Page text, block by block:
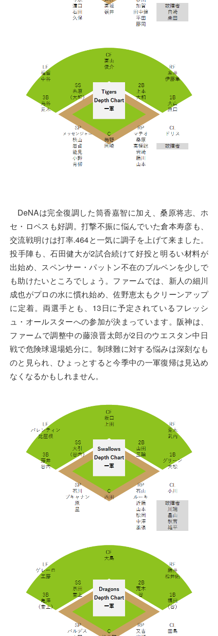
DeNAは完全復調した筒香嘉智に加え、桑原将志、ホ
セ・ロペスも好調。打撃不振に悩んでいた倉本寿彦も、
交流戦明けは打率.464と一気に調子を上げて来ました。
投手陣も、石田健大が2試合続けて好投と明るい材料が
出始め、スペンサー・パットン不在のブルペンを少しで
も助けたいところでしょう。ファームでは、新人の細川
成也がプロの水に慣れ始め、佐野恵太もクリーンアップ
に定着。両選手とも、13日に予定されているフレッシ
ュ・オールスターへの参加が決まっています。阪神は、
ファームで調整中の藤浪晋太郎が2日のウエスタン中日
戦で危険球退場処分に。制球難に対する悩みは深刻なも
のと見られ、ひょっとすると今季中の一軍復帰は見込め
なくなるかもしれません。